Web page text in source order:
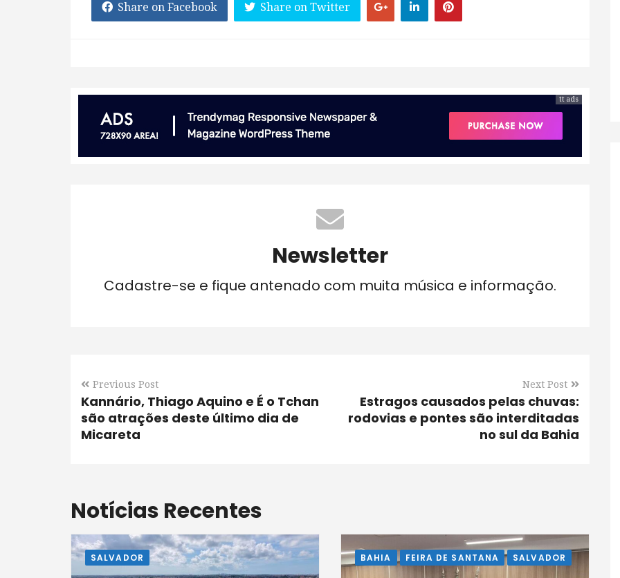
Share on Facebook Share on Twitter
tt ads
Newsletter
Cadastre-se e fique antenado com muita música e informação.
Previous Post
Kannário, Thiago Aquino e É o Tchan
são atrações deste último dia de
Micareta
Next Post
Estragos causados pelas chuvas:
rodovias e pontes são interditadas
no sul da Bahia
Notícias Recentes
SALVADOR BAHIA FEIRA DE SANTANA SALVADOR